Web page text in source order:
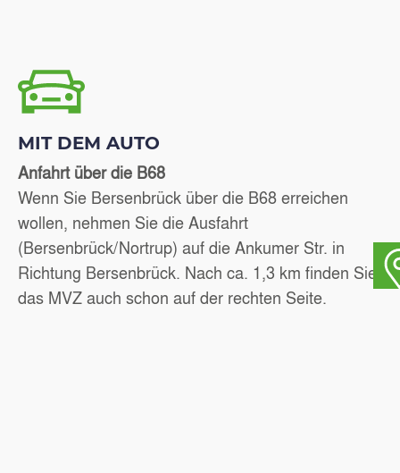
MIT DEM AUTO
Anfahrt über die B68
Wenn Sie Bersenbrück über die B68 erreichen
wollen, nehmen Sie die Ausfahrt
(Bersenbrück/Nortrup) auf die Ankumer Str. in
Richtung Bersenbrück. Nach ca. 1,3 km finden Sie
das MVZ auch schon auf der rechten Seite.